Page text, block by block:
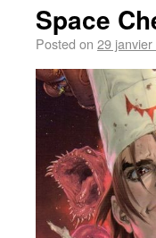
Space
Posted on 29 janvier